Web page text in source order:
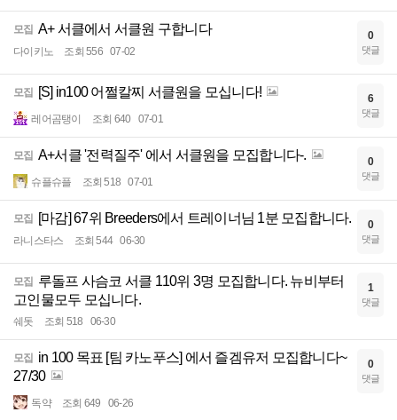
모집 A+ 서클에서 서클원 구합니다
다이키노 조회 556 07-02
0
댓글
모집 [S] in100 어쩔칼찌 서클원을 모십니다!
레어곰탱이 조회 640 07-01
6
댓글
모집 A+서클 '전력질주' 에서 서클원을 모집합니다-.
슈플슈플 조회 518 07-01
0
댓글
모집 [마감] 67위 Breeders에서 트레이너님 1분 모집합니다.
라니스타스 조회 544 06-30
0
댓글
모집 루돌프 사슴코 서클 110위 3명 모집합니다. 뉴비부터
고인물모두 모십니다.
쉐돗 조회 518 06-30
1
댓글
모집 in 100 목표 [팀 카노푸스] 에서 즐겜유저 모집합니다~
27/30
독약 조회 649 06-26
0
댓글